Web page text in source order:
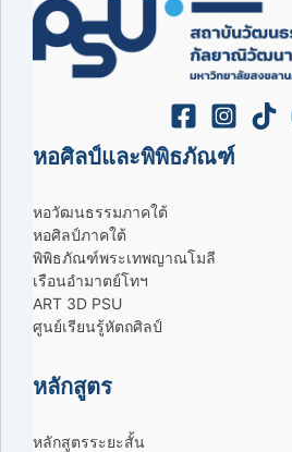
หอศิลป์และพิพิธภัณฑ์
หอวัฒนธรรมภาคใต้
หอศิลป์ภาคใต้
พิพิธภัณฑ์พระเทพญาณโมลี
เรือนอำมาตย์โทฯ
ART 3D PSU
ศูนย์เรียนรู้หัตถศิลป์
หลักสูตร
หลักสูตรระยะสั้น